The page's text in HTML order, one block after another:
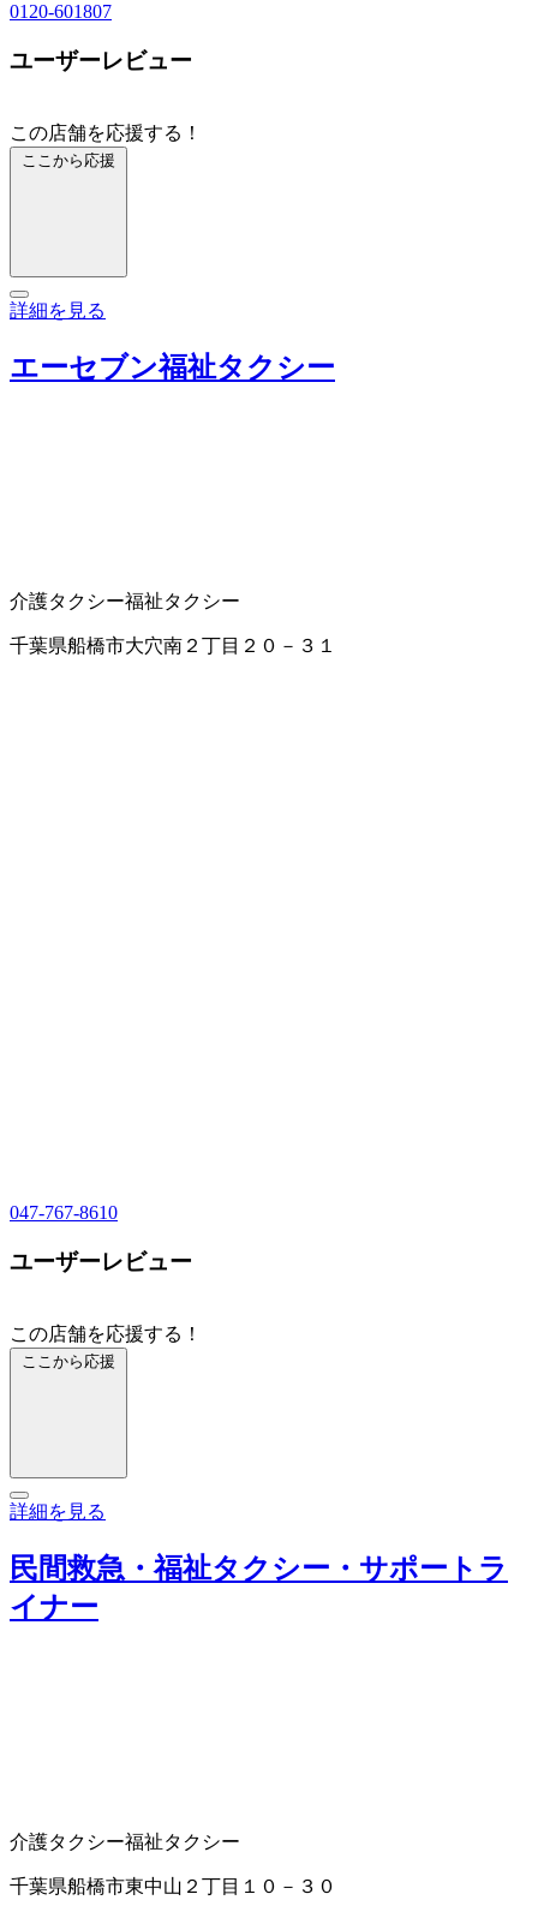
0120-601807
ユーザーレビュー
この店舗を応援する！
ここから応援
詳細を見る
エーセブン福祉タクシー
介護タクシー福祉タクシー
千葉県船橋市大穴南２丁目２０－３１
047-767-8610
ユーザーレビュー
この店舗を応援する！
ここから応援
詳細を見る
民間救急・福祉タクシー・サポートラ
イナー
介護タクシー福祉タクシー
千葉県船橋市東中山２丁目１０－３０